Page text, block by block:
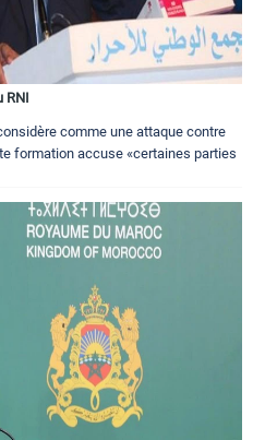
RNI
comme une attaque contre
formation accuse «certaines parties